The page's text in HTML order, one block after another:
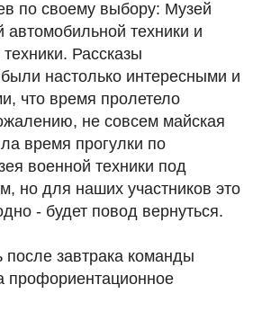
по своему выбору: Музей
автомобильной техники и
Рассказы
настолько интересными и
что время пролетело
не совсем майская
время прогулки по
военной техники под
но для наших участников это
- будет повод вернуться.
после завтрака команды
профориентационное